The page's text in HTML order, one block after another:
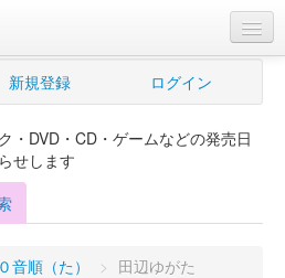
新規登録 ログイン
・DVD・CD・ゲームなどの発売日
せします
音順（た） > 田辺ゆがた